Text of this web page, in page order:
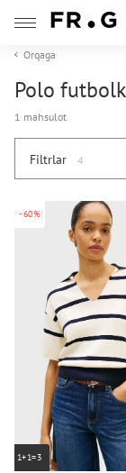
Orqaga
Polo
1 mahsulot
Filtrlar 4
-60%
1+1=3